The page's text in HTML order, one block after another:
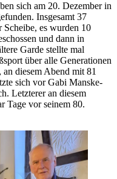
sich am 20. Dezember in
Insgesamt 37
es wurden 10
und dann in
Garde stellte mal
über alle Generationen
diesem Abend mit 81
sich vor Gabi Manske-
Letzterer an diesem
Tage vor seinem 80.